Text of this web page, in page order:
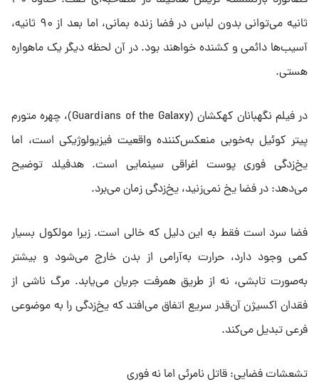
ثانیه می‌توانی بدون لباس در فضا زنده بمانی، اما بعد از ۹۰ ثانیه،
آسیب‌ها دائمی و کشنده خواهند بود. در آن لحظه دیگر یک ماهواره
هستی.
در فیلم نگهبانان کهکشان (Guardians of the Galaxy)، چهره متورم
پیتر کوئیل به‌خوبی منعکس‌کننده واقعیت فیزیولوژیکی است، اما
یخ‌زدگی فوری پوست اغراقی سینمایی است. هدفیلد توضیح
می‌دهد: در فضا یخ نمی‌زنید، یخ‌زدگی زمان می‌برد.
فضا سرد است فقط به این دلیل که خالی است. زیرا مولکول بسیار
کمی وجود دارد، حرارت به‌آرامی از بدن خارج می‌شود و بیشتر
به‌صورت تابشی، نه از طریق همرفت جریان می‌یابد. مرگ ناشی از
فقدان اکسیژن آن‌قدر سریع اتفاق می‌افتد که یخ‌زدگی را به موضوعی
فرعی تبدیل می‌کند.
تشعشات فضایی: قاتل نامرئی اما نه فوری